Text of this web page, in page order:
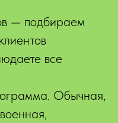
— подбираем
все
Обычная,